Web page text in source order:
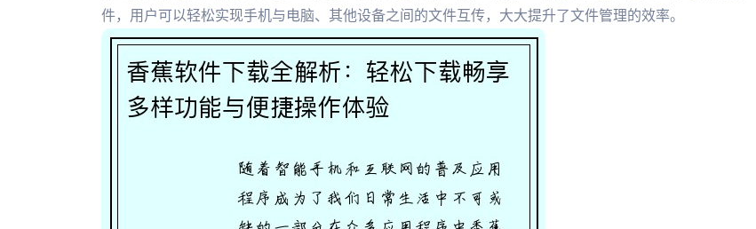
件，用户可以轻松实现手机与电脑、其他设备之间的文件互传，大大提升了文件管理的效率。